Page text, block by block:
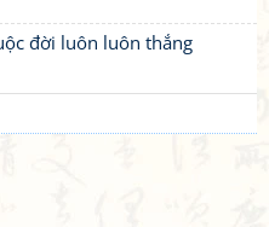
đời luôn luôn thắng